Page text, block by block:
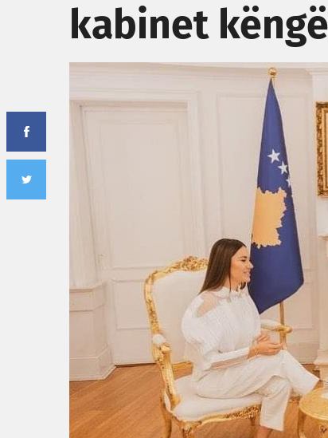
kabinet